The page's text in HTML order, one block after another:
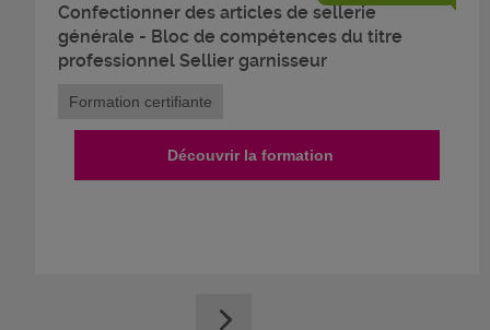
Confectionner des articles de sellerie
générale - Bloc de compétences du titre
professionnel Sellier garnisseur
Formation certifiante
Découvrir la formation